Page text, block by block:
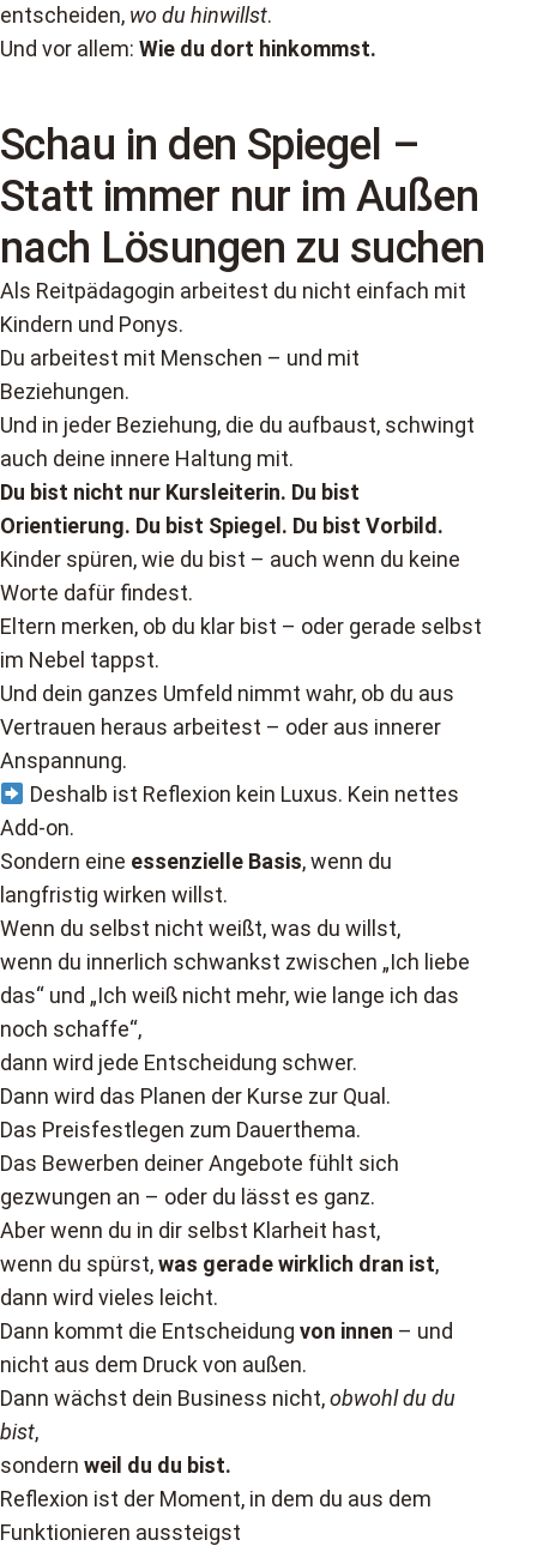
entscheiden, wo du hinwillst.
Und vor allem: Wie du dort hinkommst.
Schau in den Spiegel –
Statt immer nur im Außen
nach Lösungen zu suchen
Als Reitpädagogin arbeitest du nicht einfach mit
Kindern und Ponys.
Du arbeitest mit Menschen – und mit
Beziehungen.
Und in jeder Beziehung, die du aufbaust, schwingt
auch deine innere Haltung mit.
Du bist nicht nur Kursleiterin. Du bist
Orientierung. Du bist Spiegel. Du bist Vorbild.
Kinder spüren, wie du bist – auch wenn du keine
Worte dafür findest.
Eltern merken, ob du klar bist – oder gerade selbst
im Nebel tappst.
Und dein ganzes Umfeld nimmt wahr, ob du aus
Vertrauen heraus arbeitest – oder aus innerer
Anspannung.
Deshalb ist Reflexion kein Luxus. Kein nettes
Add-on.
Sondern eine essenzielle Basis, wenn du
langfristig wirken willst.
Wenn du selbst nicht weißt, was du willst,
wenn du innerlich schwankst zwischen „Ich liebe
das“ und „Ich weiß nicht mehr, wie lange ich das
noch schaffe“,
dann wird jede Entscheidung schwer.
Dann wird das Planen der Kurse zur Qual.
Das Preisfestlegen zum Dauerthema.
Das Bewerben deiner Angebote fühlt sich
gezwungen an – oder du lässt es ganz.
Aber wenn du in dir selbst Klarheit hast,
wenn du spürst,was gerade wirklich dran ist,
dann wird vieles leicht.
Dann kommt die Entscheidung von innen – und
nicht aus dem Druck von außen.
Dann wächst dein Business nicht,obwohl du du
bist,
sondern weil du du bist.
Reflexion ist der Moment, in dem du aus dem
Funktionieren aussteigst